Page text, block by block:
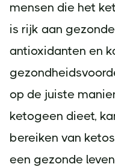
mensen die het
is rijk aan
antioxidanten en
op de juiste
ketogeen dieet,
bereiken van
een gezonde